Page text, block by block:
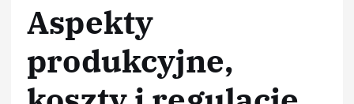
Aspekty
produkcyjne,